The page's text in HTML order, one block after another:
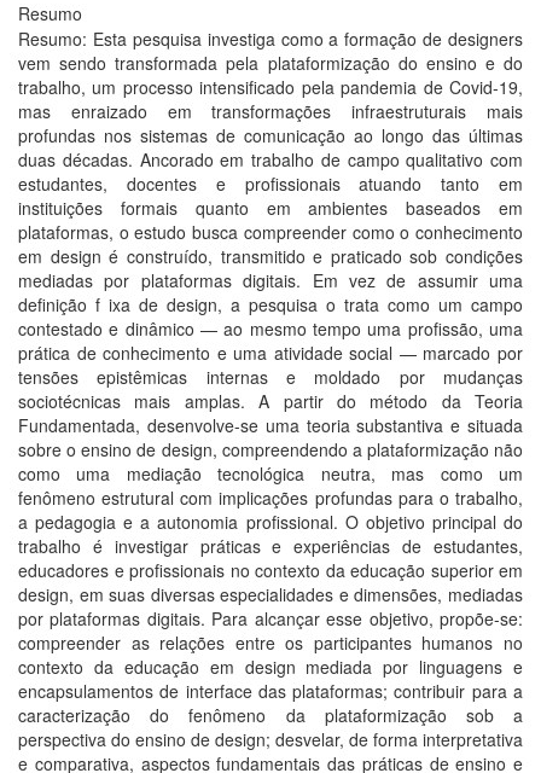
Resumo
Resumo: Esta pesquisa investiga como a formação de designers
vem sendo transformada pela plataformização do ensino e do
trabalho, um processo intensificado pela pandemia de Covid-19,
mas enraizado em transformações infraestruturais mais
profundas nos sistemas de comunicação ao longo das últimas
duas décadas. Ancorado em trabalho de campo qualitativo com
estudantes, docentes e profissionais atuando tanto em
instituições formais quanto em ambientes baseados em
plataformas, o estudo busca compreender como o conhecimento
em design é construído, transmitido e praticado sob condições
mediadas por plataformas digitais. Em vez de assumir uma
definição f ixa de design, a pesquisa o trata como um campo
contestado e dinâmico — ao mesmo tempo uma profissão, uma
prática de conhecimento e uma atividade social — marcado por
tensões epistêmicas internas e moldado por mudanças
sociotécnicas mais amplas. A partir do método da Teoria
Fundamentada, desenvolve-se uma teoria substantiva e situada
sobre o ensino de design, compreendendo a plataformização não
como uma mediação tecnológica neutra, mas como um
fenômeno estrutural com implicações profundas para o trabalho,
a pedagogia e a autonomia profissional. O objetivo principal do
trabalho é investigar práticas e experiências de estudantes,
educadores e profissionais no contexto da educação superior em
design, em suas diversas especialidades e dimensões, mediadas
por plataformas digitais. Para alcançar esse objetivo, propõe-se:
compreender as relações entre os participantes humanos no
contexto da educação em design mediada por linguagens e
encapsulamentos de interface das plataformas; contribuir para a
caracterização do fenômeno da plataformização sob a
perspectiva do ensino de design; desvelar, de forma interpretativa
e comparativa, aspectos fundamentais das práticas de ensino e